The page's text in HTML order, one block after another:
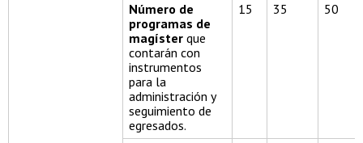
Número de
programas de
magíster que
contarán con
instrumentos
para la
administración y
seguimiento de
egresados.
15 35 50